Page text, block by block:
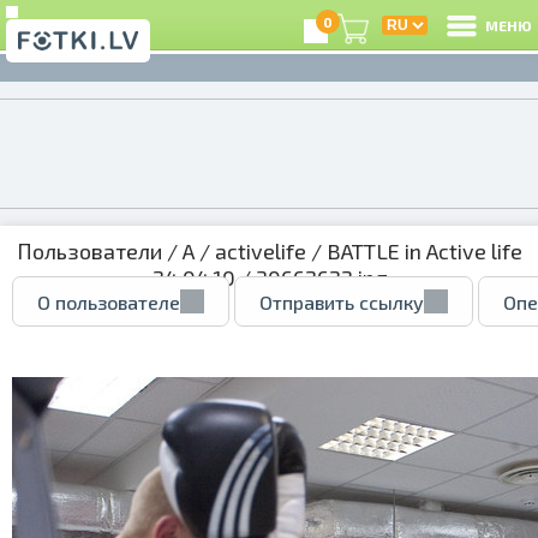
0 МЕНЮ
Пользователи /A/ activelife / BATTLE in Active life
24.04.10/ 30662622.jpg
О пользователе Отправить ссылку